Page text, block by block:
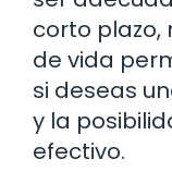
corto plazo,
de vida
si deseas
y la
efectivo.